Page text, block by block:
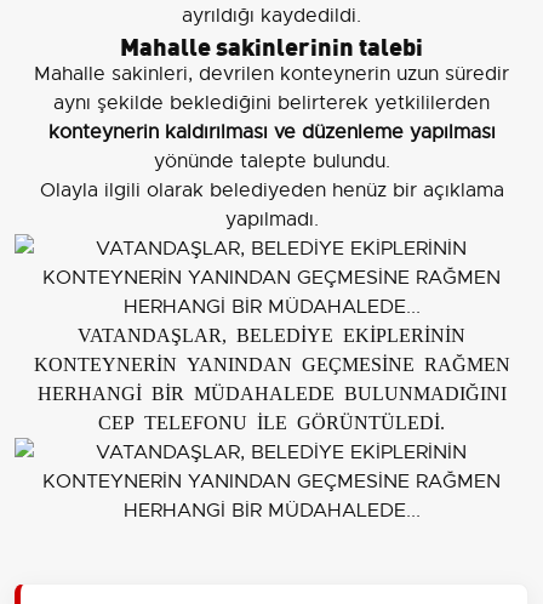
ayrıldığı kaydedildi.
Mahalle sakinlerinin talebi
Mahalle sakinleri, devrilen konteynerin uzun süredir
aynı şekilde beklediğini belirterek yetkililerden
konteynerin kaldırılması ve düzenleme yapılması
yönünde talepte bulundu.
Olayla ilgili olarak belediyeden henüz bir açıklama
yapılmadı.
VATANDAŞLAR, BELEDİYE EKİPLERİNİN
KONTEYNERİN YANINDAN GEÇMESİNE RAĞMEN
HERHANGİ BİR MÜDAHALEDE BULUNMADIĞINI
CEP TELEFONU İLE GÖRÜNTÜLEDİ.